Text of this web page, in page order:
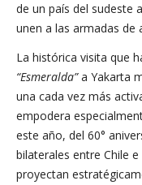
de un país del sudeste
unen a las armadas de
La histórica visita que
“Esmeralda”a Yakarta
una cada vez más
empodera
este año, del 60°
bilaterales entre Chile
proyectan